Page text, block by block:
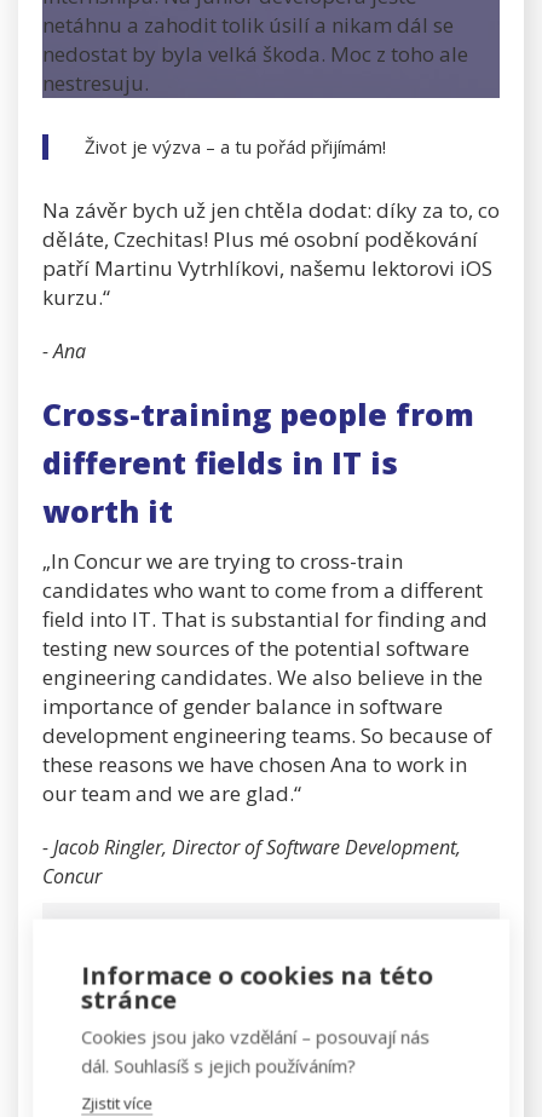
netáhnu a zahodit tolik úsilí a nikam dál se
nedostat by byla velká škoda. Moc z toho ale
nestresuju.
Život je výzva – a tu pořád přijímám!
Na závěr bych už jen chtěla dodat: díky za to, co
děláte, Czechitas! Plus mé osobní poděkování
patří Martinu Vytrhlíkovi, našemu lektorovi iOS
kurzu.“
- Ana
Cross-training people from
different fields in IT is
worth it
„In Concur we are trying to cross-train
candidates who want to come from a different
field into IT. That is substantial for finding and
testing new sources of the potential software
engineering candidates. We also believe in the
importance of gender balance in software
development engineering teams. So because of
these reasons we have chosen Ana to work in
our team and we are glad.“
- Jacob Ringler, Director of Software Development,
Concur
V IT se vyplatí zaučovat lidi
z různých oborů
Informace o cookies na této
stránce
Cookies jsou jako vzdělání – posouvají nás
dál. Souhlasíš s jejich používáním?
Zjistit více